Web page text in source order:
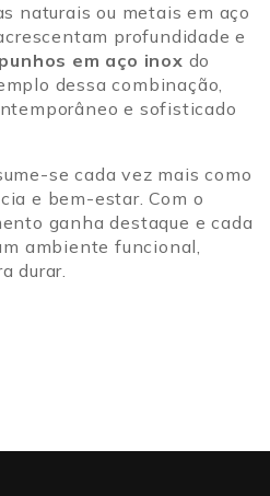
naturais ou metais em aço
profundidade e
punhos em aço inox do
dessa combinação,
e sofisticado
se cada vez mais como
e bem-estar. Com o
ganha destaque e cada
ambiente funcional,
durar.